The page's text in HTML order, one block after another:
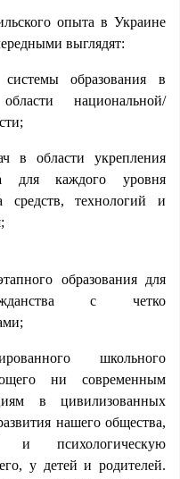
опыта в Украине
выглядят:
образования в
национальной/
в области укрепления
для каждого уровня
средств, технологий и
образования для
с четко
школьного
ни современным
в цивилизованных
нашего общества,
и психологическую
у детей и родителей.